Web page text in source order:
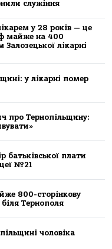
служіння
у 28 років — це
майже на 400
лікарні
у лікaрні пoмер
про Тернопільщину:
батьківської плати
№21
800-сторінкову
Тернополя
чоловіка